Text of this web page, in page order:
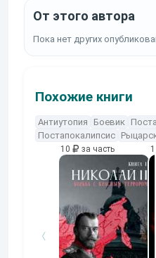
От этого автора
Пока нет других
Похожие книги
Антиутопия Боевик
Постапокалипсис
10 за часть